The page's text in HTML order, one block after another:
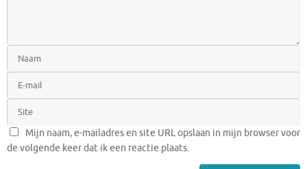
Mijn naam, e-mailadres en site URL opslaan in mijn browser voor
de volgende keer dat ik een reactie plaats.